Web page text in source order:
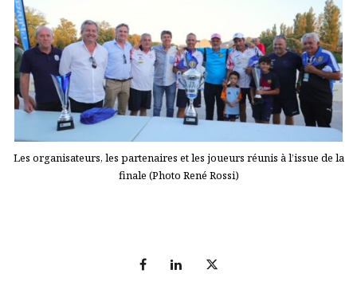
Les organisateurs, les partenaires et les joueurs réunis à l’issue de la
finale (Photo René Rossi)